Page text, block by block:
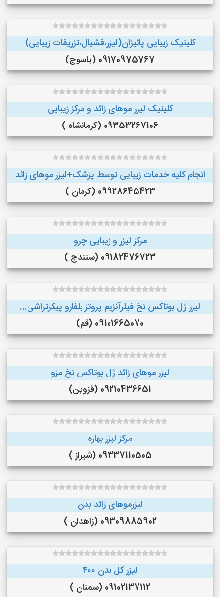
کلینیک زیبایی پائیزان(لیزر،فشیال،تزریقات زیبایی)
09170975767 (یاسوج)
کلینیک لیزر موهای زائد و مرکز زیبایی
09353267106 (کرمانشاه )
انجام کلیه خدمات زیبایی توسط پزشک+لیزر موهای زائد
09928645423 (کرمان )
مرکز لیزر و زیبایی چرو
09182476723 (سنندج )
لیزر ژل بوتاکس نخ فیلرآنزیم پروتز بلفارو پیکرتراشی...
09101665070 (قم)
لیزر موهای زائد ژل بوتاکس نخ مزو
09210436651 (قزوین)
مرکز لیزر بهاره
09337110505 (شیراز )
لیزرموهای زائد بدن
09309885902 (زاهدان )
لیزر کل بدن ۴۰۰
09102137112 (سمنان )